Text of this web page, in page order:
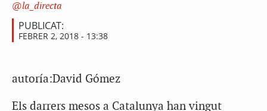
la_directa
PUBLICAT:
FEBRER 2, 2018 - 13:38
autoría:David Gómez
Els darrers mesos a Catalunya han vingut